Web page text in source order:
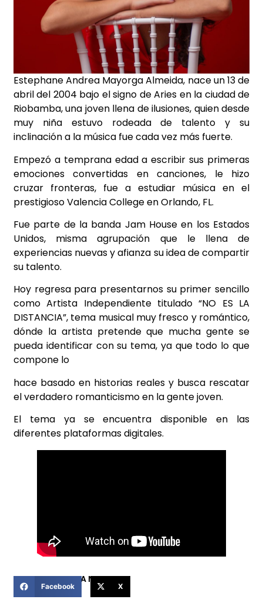
Estephane Andrea Mayorga Almeida, nace un 13 de
abril del 2004 bajo el signo de Aries en la ciudad de
Riobamba, una joven llena de ilusiones, quien desde
muy niña estuvo rodeada de talento y su
inclinación a la música fue cada vez más fuerte.
Empezó a temprana edad a escribir sus primeras
emociones convertidas en canciones, le hizo
cruzar fronteras, fue a estudiar música en el
prestigioso Valencia College en Orlando, FL.
Fue parte de la banda Jam House en los Estados
Unidos, misma agrupación que le llena de
experiencias nuevas y afianza su idea de compartir
su talento.
Hoy regresa para presentarnos su primer sencillo
como Artista Independiente titulado “NO ES LA
DISTANCIA”, tema musical muy fresco y romántico,
dónde la artista pretende que mucha gente se
pueda identificar con su tema, ya que todo lo que
compone lo
hace basado en historias reales y busca rescatar
el verdadero romanticismo en la gente joven.
El tema ya se encuentra disponible en las
diferentes plataformas digitales.
COMPARTIR ESTA NOTICIA
Facebook X